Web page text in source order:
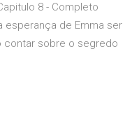
8 - Completo
esperança de Emma ser
contar sobre o segredo